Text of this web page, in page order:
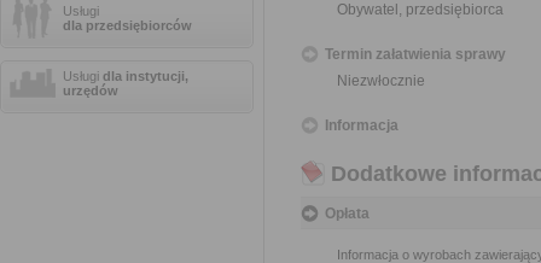
Usługi
dla przedsiębiorców
Usługi dla instytucji,
urzędów
Obywatel, przedsiębiorca
Termin załatwienia sprawy
Niezwłocznie
Informacja
Dodatkowe
Opłata
Informacja o wyrobach